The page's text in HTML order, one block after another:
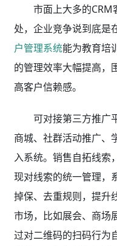
市面上大多的
处，企业竞争说到底是
户管理系统能为教育培
的管理效率大幅提高，
高客户信赖感。
可对接第三方推广
商城、社群活动推广、
入系统。销售自拓线索
现对线索的统一管理，
掉保、去重规则，提升
市场，比如展会、商场
过对二维码的扫码行为